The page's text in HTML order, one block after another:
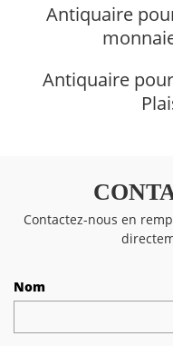
Antiquaire
Antiquaire
Contactez-nous en
Nom